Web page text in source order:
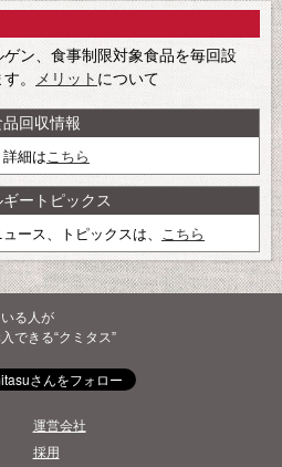
ン、食事制限対象食品を毎回設
。
メリット について
品回収情報
細はこちら
ートピックス
ース、トピックスは、 こちら
る人が
できる“クミタス”
運営会社
採用